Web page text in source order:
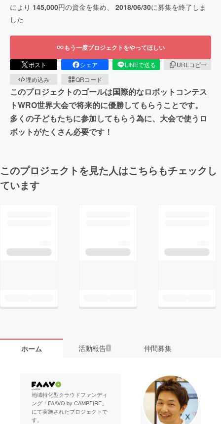
により 145,000円の資金を集め、 2018/06/30に募集を終了しま
した
もう一度プロジェクトをやってほしい
ポスト シェア LINEで送る
URLコピー
埋め込み
QRコード
このプロジェクトのゴールは国際的なロボットコンテス
トWRO世界大会で将来的に優勝してもらうことです。
多くの子どもたちに参加してもらう為に、大会で使うロ
ボットがたくさん必要です！
このプロジェクトを見た人はこちらもチェックし
ています
ホーム 活動報告 1 仲間募集
地域特化型クラウドファンディ
ング「FAAVO by CAMPFIRE」
にて実施されたプロジェクトで
す。